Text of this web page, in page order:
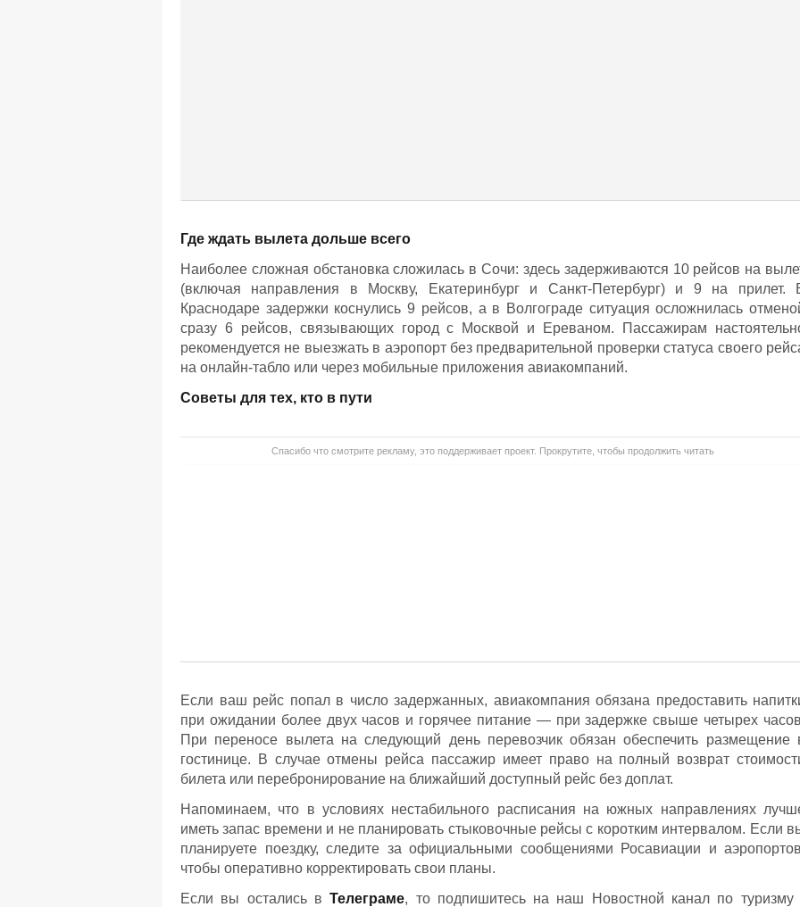
Где ждать вылета дольше всего
Наиболее сложная обстановка сложилась в Сочи: здесь задерживаются 10 рейсов на
(включая направления в Москву, Екатеринбург и Санкт-Петербург) и 9 на прилет.
Краснодаре задержки коснулись 9 рейсов, а в Волгограде ситуация осложнилась
сразу 6 рейсов, связывающих город с Москвой и Ереваном. Пассажирам
рекомендуется не выезжать в аэропорт без предварительной проверки статуса своего
на онлайн-табло или через мобильные приложения авиакомпаний.
Советы для тех, кто в пути
Спасибо что смотрите рекламу, это поддерживает проект. Прокрутите, чтобы продолжить читать
Если ваш рейс попал в число задержанных, авиакомпания обязана предоставить
при ожидании более двух часов и горячее питание — при задержке свыше четырех
При переносе вылета на следующий день перевозчик обязан обеспечить размещение
гостинице. В случае отмены рейса пассажир имеет право на полный возврат
билета или перебронирование на ближайший доступный рейс без доплат.
Напоминаем, что в условиях нестабильного расписания на южных направлениях
иметь запас времени и не планировать стыковочные рейсы с коротким интервалом. Если
планируете поездку, следите за официальными сообщениями Росавиации и
чтобы оперативно корректировать свои планы.
Если вы остались вТелеграме, то подпишитесь на наш Новостной канал по туризму